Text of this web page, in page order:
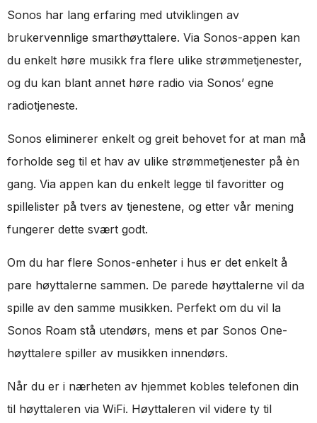
Sonos har lang erfaring med utviklingen av
brukervennlige smarthøyttalere. Via Sonos-appen kan
du enkelt høre musikk fra flere ulike strømmetjenester,
og du kan blant annet høre radio via Sonos’ egne
radiotjeneste.
Sonos eliminerer enkelt og greit behovet for at man må
forholde seg til et hav av ulike strømmetjenester på èn
gang. Via appen kan du enkelt legge til favoritter og
spillelister på tvers av tjenestene, og etter vår mening
fungerer dette svært godt.
Om du har flere Sonos-enheter i hus er det enkelt å
pare høyttalerne sammen. De parede høyttalerne vil da
spille av den samme musikken. Perfekt om du vil la
Sonos Roam stå utendørs, mens et par Sonos One-
høyttalere spiller av musikken innendørs.
Når du er i nærheten av hjemmet kobles telefonen din
til høyttaleren via WiFi. Høyttaleren vil videre ty til